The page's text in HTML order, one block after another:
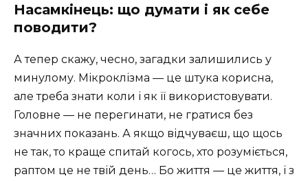
Насамкінець: що думати і як себе
поводити?
А тепер скажу, чесно, загадки залишились у
минулому. Мікроклізма — це штука корисна,
але треба знати коли і як її використовувати.
Головне — не перегинати, не гратися без
значних показань. А якщо відчуваєш, що щось
не так, то краще спитай когось, хто розуміється,
раптом це не твій день… Бо життя — це життя, і з